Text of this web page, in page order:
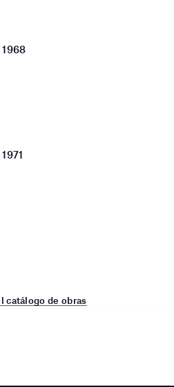
1968
catálogo de obras